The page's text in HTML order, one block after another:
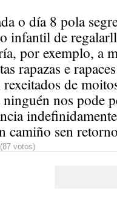
o día 8 pola
infantil de
por exemplo, a
rapazas e
de
nos pode
camiño sen
votos)